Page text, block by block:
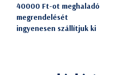
40000 Ft-ot meghaladó
megrendelését
ingyenesen szállítjuk ki